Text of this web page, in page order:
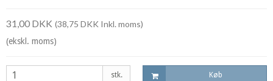
31,00 DKK (38,75 DKK Inkl. moms)
(ekskl. moms)
stk. Køb